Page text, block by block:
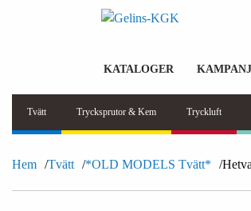
KATALOGER
Tvätt Trycksprutor & Kem Tryckluft
Hem Tvätt *OLD MODELS Tvätt*